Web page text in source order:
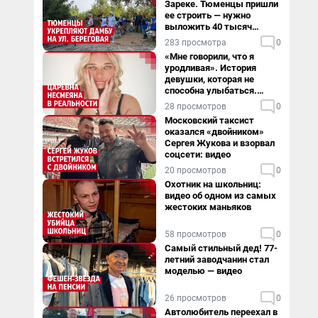
Зареке. Тюменцы пришли
ее строить — нужно
выложить 40 тысяч
мешков за сутки
283 просмотра 0
«Мне говорили, что я
уродливая». История
девушки, которая не
способна улыбаться.
Видео
28 просмотров 0
Московский таксист
оказался «двойником»
Сергея Жукова и взорвал
соцсети: видео
20 просмотров 0
Охотник на школьниц:
видео об одном из самых
жестоких маньяков
58 просмотров 0
Самый стильный дед! 77-
летний заводчанин стал
моделью — видео
26 просмотров 0
Автолюбитель переехал в